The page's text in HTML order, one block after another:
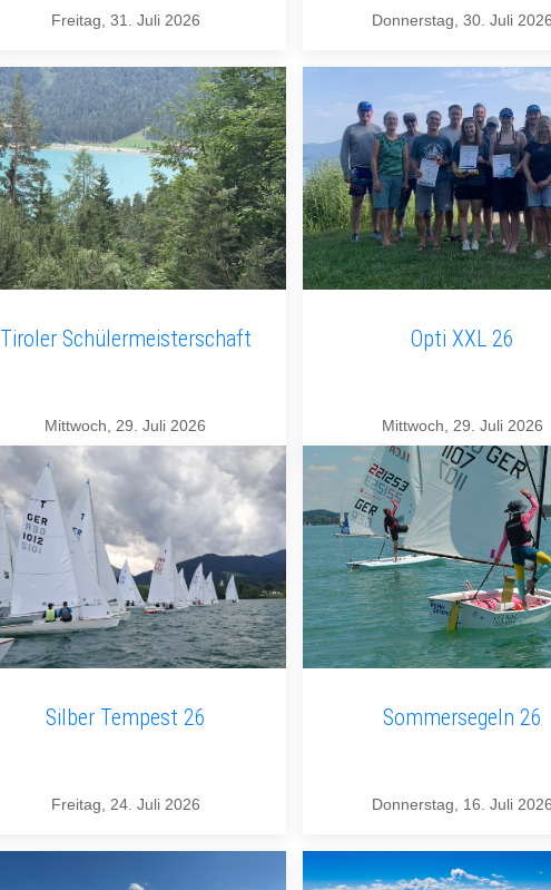
Freitag, 31. Juli 2026 Donnerstag, 30. Juli 2026
Tiroler Schülermeisterschaft
Mittwoch, 29. Juli 2026
Opti XXL 26
Mittwoch, 29. Juli 2026
Silber Tempest 26
Freitag, 24. Juli 2026
Sommersegeln 26
Donnerstag, 16. Juli 2026